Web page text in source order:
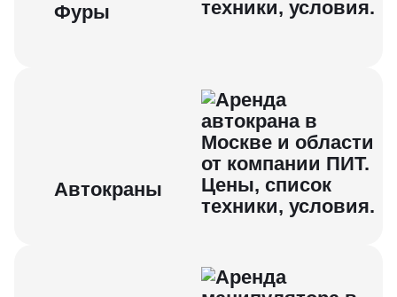
Фуры
Автокраны